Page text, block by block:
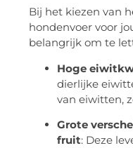
Bij het kiezen van
hondenvoer voor
belangrijk om te
Hoge
dierlijke
van eiwitten,
Grote
fruit: Deze